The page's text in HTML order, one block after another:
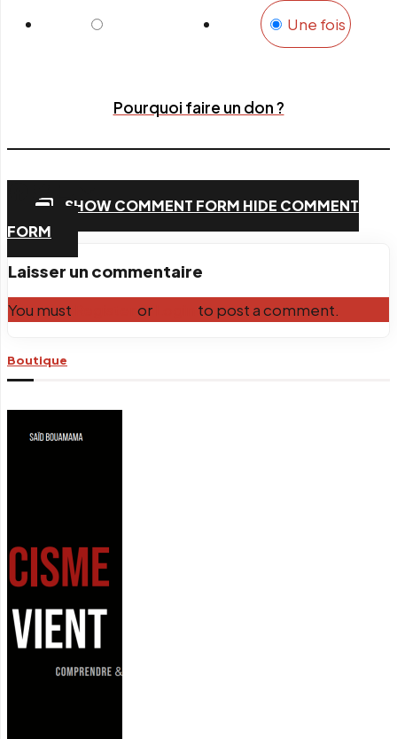
Une fois
Pourquoi faire un don ?
SHOW COMMENT FORM HIDE COMMENT
FORM
Laisser un commentaire
You must or to post a comment.
Boutique